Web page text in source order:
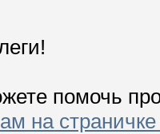
помочь
на